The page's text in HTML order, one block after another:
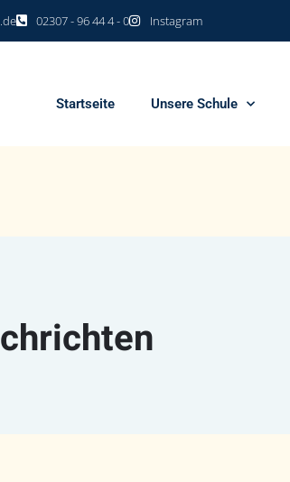
02307 - 96 44 4 - 0 Instagram
Startseite Unsere Schule